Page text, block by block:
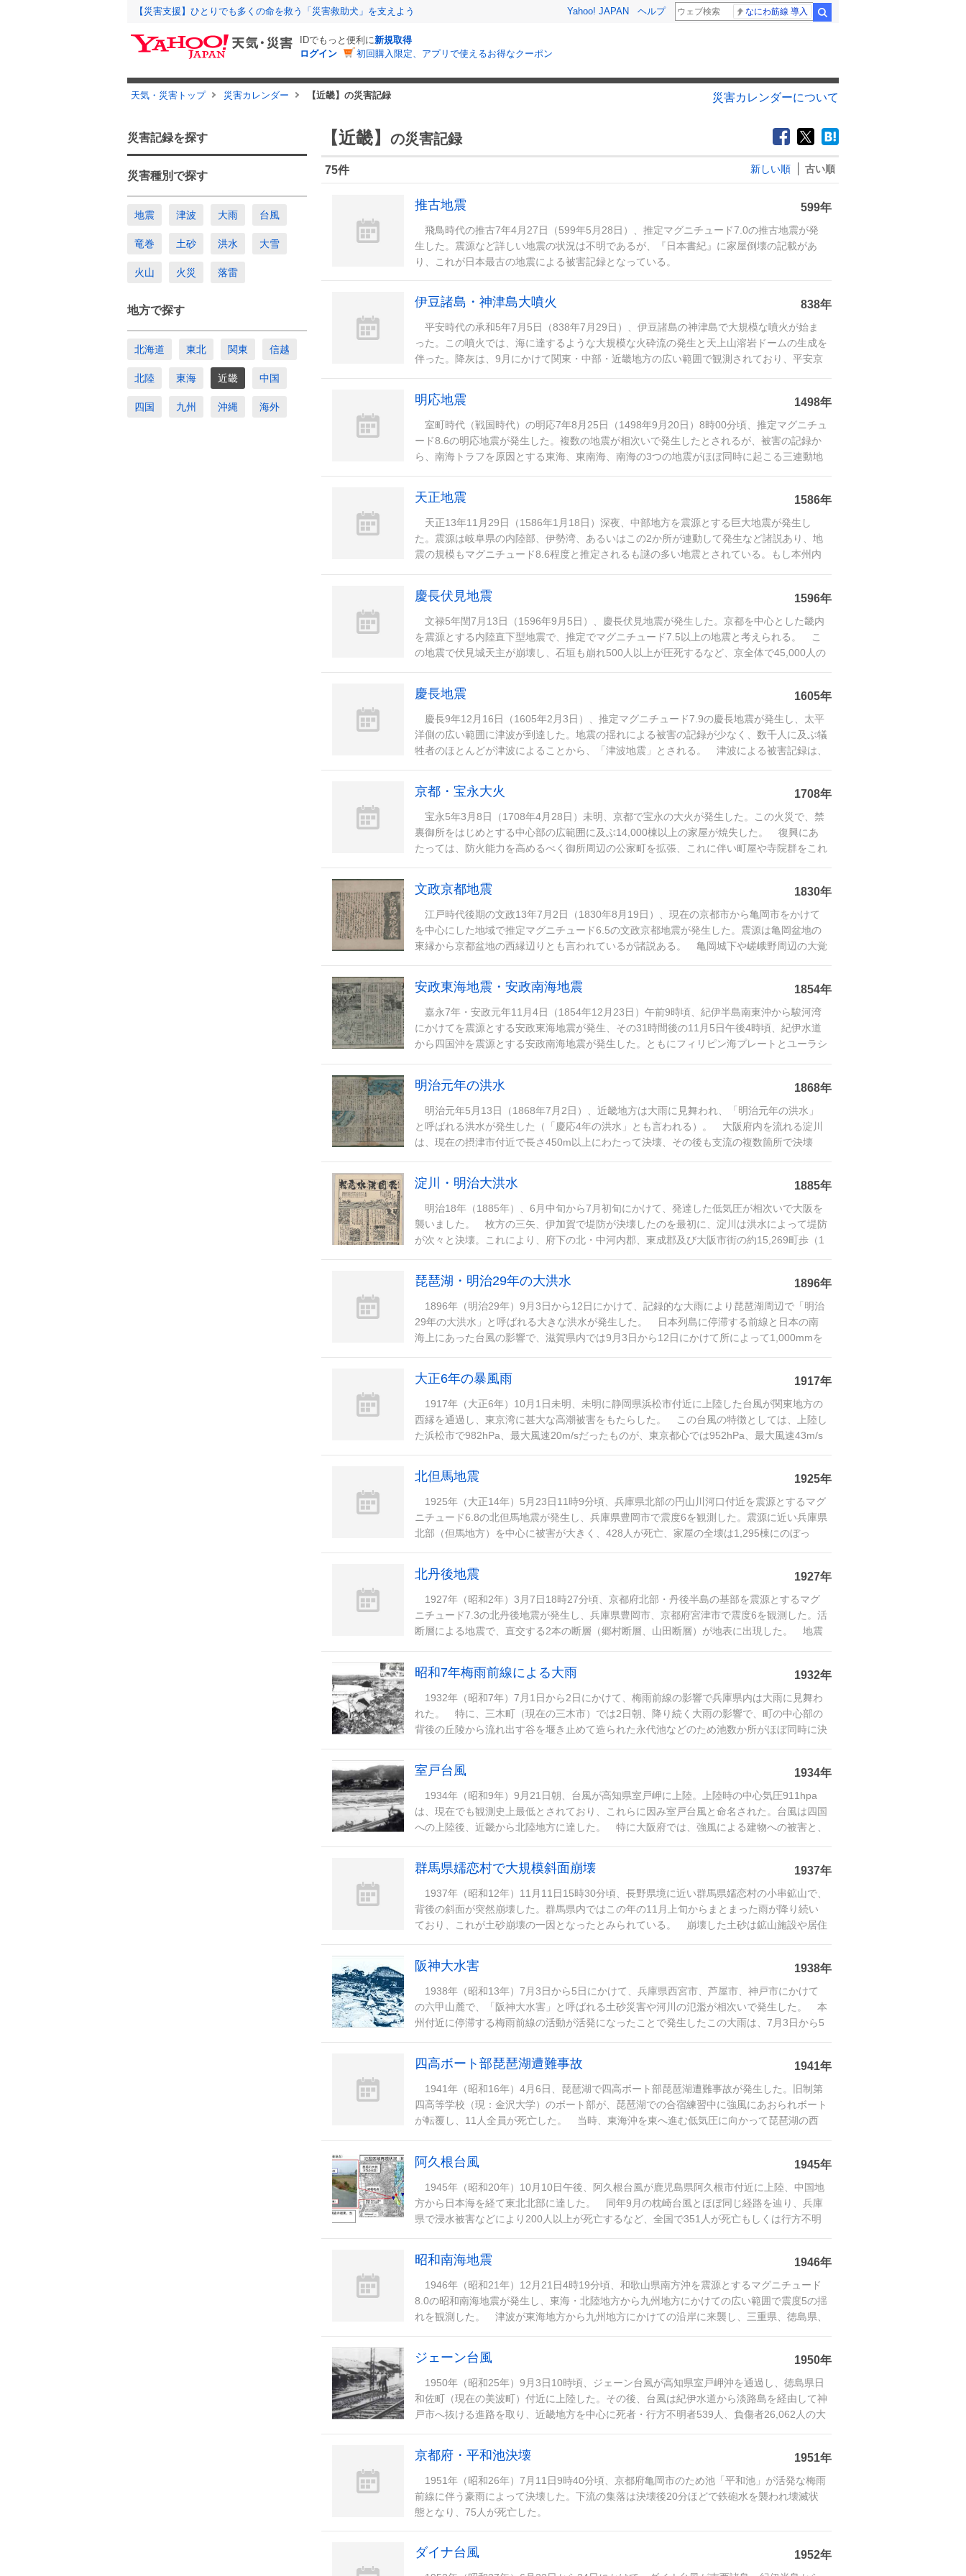
【災害支援】ひとりでも多くの命を救う「災害救助犬」を支えよう Yahoo! JAPAN ヘルプ なにわ筋線 導入
IDでもっと便利に新規取得
ログイン
初回購入限定、アプリで使えるお得なクーポン
天気・災害トップ 災害カレンダー 【近畿】の災害記録 災害カレンダーについて
【近畿】 の災害記録
75件 新しい順 古い順
推古地震 599年
飛鳥時代の推古7年4月27日（599年5月28日）、推定マグニチュード7.0の推古地震が発
生した。震源など詳しい地震の状況は不明であるが、『日本書紀』に家屋倒壊の記載があ
り、これが日本最古の地震による被害記録となっている。
伊豆諸島・神津島大噴火 838年
平安時代の承和5年7月5日（838年7月29日）、伊豆諸島の神津島で大規模な噴火が始ま
った。この噴火では、海に達するような大規模な火砕流の発生と天上山溶岩ドームの生成を
伴った。降灰は、9月にかけて関東・中部・近畿地方の広い範囲で観測されており、平安京
明応地震 1498年
室町時代（戦国時代）の明応7年8月25日（1498年9月20日）8時00分頃、推定マグニチュ
ード8.6の明応地震が発生した。複数の地震が相次いで発生したとされるが、被害の記録か
ら、南海トラフを原因とする東海、東南海、南海の3つの地震がほぼ同時に起こる三連動地
天正地震 1586年
天正13年11月29日（1586年1月18日）深夜、中部地方を震源とする巨大地震が発生し
た。震源は岐阜県の内陸部、伊勢湾、あるいはこの2か所が連動して発生など諸説あり、地
震の規模もマグニチュード8.6程度と推定されるも謎の多い地震とされている。もし本州内
慶長伏見地震 1596年
文禄5年閏7月13日（1596年9月5日）、慶長伏見地震が発生した。京都を中心とした畿内
を震源とする内陸直下型地震で、推定でマグニチュード7.5以上の地震と考えられる。 こ
の地震で伏見城天主が崩壊し、石垣も崩れ500人以上が圧死するなど、京全体で45,000人の
慶長地震 1605年
慶長9年12月16日（1605年2月3日）、推定マグニチュード7.9の慶長地震が発生し、太平
洋側の広い範囲に津波が到達した。地震の揺れによる被害の記録が少なく、数千人に及ぶ犠
牲者のほとんどが津波によることから、「津波地震」とされる。 津波による被害記録は、
京都・宝永大火 1708年
宝永5年3月8日（1708年4月28日）未明、京都で宝永の大火が発生した。この火災で、禁
裏御所をはじめとする中心部の広範囲に及ぶ14,000棟以上の家屋が焼失した。 復興にあ
たっては、防火能力を高めるべく御所周辺の公家町を拡張、これに伴い町屋や寺院群をこれ
文政京都地震 1830年
江戸時代後期の文政13年7月2日（1830年8月19日）、現在の京都市から亀岡市をかけて
を中心にした地域で推定マグニチュード6.5の文政京都地震が発生した。震源は亀岡盆地の
東縁から京都盆地の西縁辺りとも言われているが諸説ある。 亀岡城下や嵯峨野周辺の大覚
安政東海地震・安政南海地震 1854年
嘉永7年・安政元年11月4日（1854年12月23日）午前9時頃、紀伊半島南東沖から駿河湾
にかけてを震源とする安政東海地震が発生、その31時間後の11月5日午後4時頃、紀伊水道
から四国沖を震源とする安政南海地震が発生した。ともにフィリピン海プレートとユーラシ
明治元年の洪水 1868年
明治元年5月13日（1868年7月2日）、近畿地方は大雨に見舞われ、「明治元年の洪水」
と呼ばれる洪水が発生した（「慶応4年の洪水」とも言われる）。 大阪府内を流れる淀川
は、現在の摂津市付近で長さ450m以上にわたって決壊、その後も支流の複数箇所で決壊
淀川・明治大洪水 1885年
明治18年（1885年）、6月中旬から7月初旬にかけて、発達した低気圧が相次いで大阪を
襲いました。 枚方の三矢、伊加賀で堤防が決壊したのを最初に、淀川は洪水によって堤防
が次々と決壊。これにより、府下の北・中河内郡、東成郡及び大阪市街の約15,269町歩（1
琵琶湖・明治29年の大洪水 1896年
1896年（明治29年）9月3日から12日にかけて、記録的な大雨により琵琶湖周辺で「明治
29年の大洪水」と呼ばれる大きな洪水が発生した。 日本列島に停滞する前線と日本の南
海上にあった台風の影響で、滋賀県内では9月3日から12日にかけて所によって1,000mmを
大正6年の暴風雨 1917年
1917年（大正6年）10月1日未明、未明に静岡県浜松市付近に上陸した台風が関東地方の
西縁を通過し、東京湾に甚大な高潮被害をもたらした。 この台風の特徴としては、上陸し
た浜松市で982hPa、最大風速20m/sだったものが、東京都心では952hPa、最大風速43m/s
北但馬地震 1925年
1925年（大正14年）5月23日11時9分頃、兵庫県北部の円山川河口付近を震源とするマグ
ニチュード6.8の北但馬地震が発生し、兵庫県豊岡市で震度6を観測した。震源に近い兵庫県
北部（但馬地方）を中心に被害が大きく、428人が死亡、家屋の全壊は1,295棟にのぼっ
北丹後地震 1927年
1927年（昭和2年）3月7日18時27分頃、京都府北部・丹後半島の基部を震源とするマグ
ニチュード7.3の北丹後地震が発生し、兵庫県豊岡市、京都府宮津市で震度6を観測した。活
断層による地震で、直交する2本の断層（郷村断層、山田断層）が地表に出現した。 地震
昭和7年梅雨前線による大雨 1932年
1932年（昭和7年）7月1日から2日にかけて、梅雨前線の影響で兵庫県内は大雨に見舞わ
れた。 特に、三木町（現在の三木市）では2日朝、降り続く大雨の影響で、町の中心部の
背後の丘陵から流れ出す谷を堰き止めて造られた永代池などのため池数か所がほぼ同時に決
室戸台風 1934年
1934年（昭和9年）9月21日朝、台風が高知県室戸岬に上陸。上陸時の中心気圧911hpa
は、現在でも観測史上最低とされており、これらに因み室戸台風と命名された。台風は四国
への上陸後、近畿から北陸地方に達した。 特に大阪府では、強風による建物への被害と、
群馬県嬬恋村で大規模斜面崩壊 1937年
1937年（昭和12年）11月11日15時30分頃、長野県境に近い群馬県嬬恋村の小串鉱山で、
背後の斜面が突然崩壊した。群馬県内ではこの年の11月上旬からまとまった雨が降り続い
ており、これが土砂崩壊の一因となったとみられている。 崩壊した土砂は鉱山施設や居住
阪神大水害 1938年
1938年（昭和13年）7月3日から5日にかけて、兵庫県西宮市、芦屋市、神戸市にかけて
の六甲山麓で、「阪神大水害」と呼ばれる土砂災害や河川の氾濫が相次いで発生した。 本
州付近に停滞する梅雨前線の活動が活発になったことで発生したこの大雨は、7月3日から5
四高ボート部琵琶湖遭難事故 1941年
1941年（昭和16年）4月6日、琵琶湖で四高ボート部琵琶湖遭難事故が発生した。旧制第
四高等学校（現：金沢大学）のボート部が、琵琶湖での合宿練習中に強風にあおられボート
が転覆し、11人全員が死亡した。 当時、東海沖を東へ進む低気圧に向かって琵琶湖の西
阿久根台風 1945年
1945年（昭和20年）10月10日午後、阿久根台風が鹿児島県阿久根市付近に上陸、中国地
方から日本海を経て東北北部に達した。 同年9月の枕崎台風とほぼ同じ経路を辿り、兵庫
県で浸水被害などにより200人以上が死亡するなど、全国で351人が死亡もしくは行方不明
昭和南海地震 1946年
1946年（昭和21年）12月21日4時19分頃、和歌山県南方沖を震源とするマグニチュード
8.0の昭和南海地震が発生し、東海・北陸地方から九州地方にかけての広い範囲で震度5の揺
れを観測した。 津波が東海地方から九州地方にかけての沿岸に来襲し、三重県、徳島県、
ジェーン台風 1950年
1950年（昭和25年）9月3日10時頃、ジェーン台風が高知県室戸岬沖を通過し、徳島県日
和佐町（現在の美波町）付近に上陸した。その後、台風は紀伊水道から淡路島を経由して神
戸市へ抜ける進路を取り、近畿地方を中心に死者・行方不明者539人、負傷者26,062人の大
京都府・平和池決壊 1951年
1951年（昭和26年）7月11日9時40分頃、京都府亀岡市のため池「平和池」が活発な梅雨
前線に伴う豪雨によって決壊した。下流の集落は決壊後20分ほどで鉄砲水を襲われ壊滅状
態となり、75人が死亡した。
ダイナ台風 1952年
災害記録を探す
災害種別で探す
地震 津波 大雨 台風
竜巻 土砂 洪水 大雪
火山 火災 落雷
地方で探す
北海道 東北 関東 信越
北陸 東海 近畿 中国
四国 九州 沖縄 海外